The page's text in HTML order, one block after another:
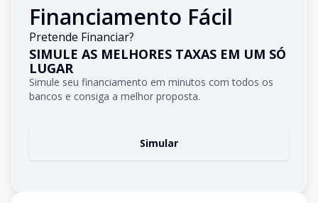
Financiamento Fácil
Pretende Financiar?
SIMULE AS MELHORES TAXAS EM UM SÓ
LUGAR
Simule seu financiamento em minutos com todos os
bancos e consiga a melhor proposta.
Simular